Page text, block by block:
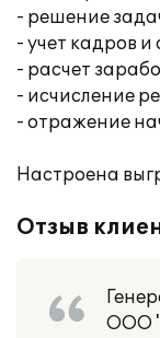
- решение
- учет кадров
- расчет
- исчисление
- отражение
Настроена
Отзыв
ООО